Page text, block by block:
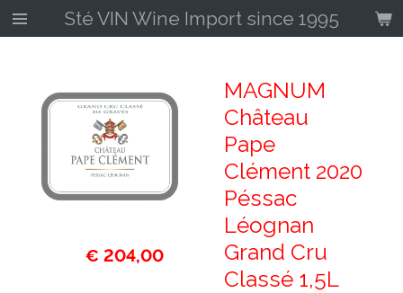
Ga
direct
hoofdinhoud
Sté VIN Wine Import since 1995
MAGNUM
Château
Pape
Clément 2020
Péssac
Léognan
Grand Cru
Classé 1,5L
€ 204,00